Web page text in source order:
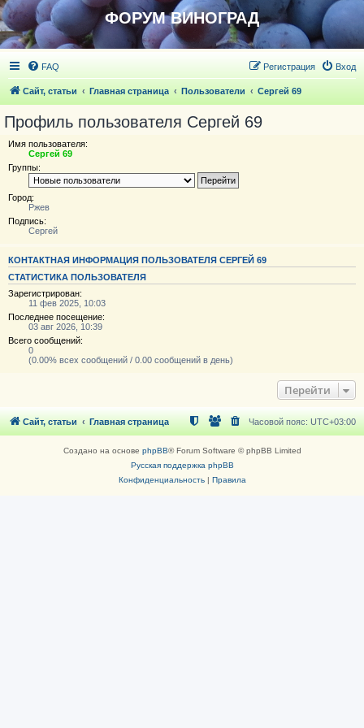
ФОРУМ ВИНОГРАД
FAQ Вход
Регистрация
Сайт, статьи Главная страница Пользователи Сергей 69
Профиль пользователя Сергей 69
Имя пользователя:
Сергей 69
Группы:
Город:
Ржев
Подпись:
Сергей
КОНТАКТНАЯ ИНФОРМАЦИЯ ПОЛЬЗОВАТЕЛЯ СЕРГЕЙ 69
СТАТИСТИКА ПОЛЬЗОВАТЕЛЯ
Зарегистрирован:
11 фев 2025, 10:03
Последнее посещение:
03 авг 2026, 10:39
Всего сообщений:
0
(0.00% всех сообщений / 0.00 сообщений в день)
Перейти
Сайт, статьи Главная страница Часовой пояс: UTC+03:00
Создано на основе phpBB® Forum Software © phpBB Limited
Русская поддержка phpBB
Конфиденциальность| Правила